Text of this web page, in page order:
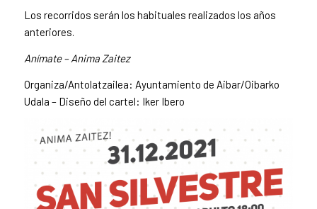
Los recorridos serán los habituales realizados los años
anteriores.
Anímate – Anima Zaitez
Organiza/Antolatzailea: Ayuntamiento de Aibar/Oibarko
Udala – Diseño del cartel: Iker Ibero